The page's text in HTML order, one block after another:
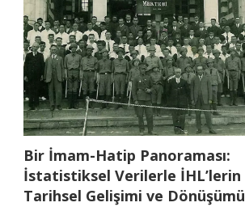
Bir İmam-Hatip Panoraması:
İstatistiksel Verilerle İHL’lerin
Tarihsel Gelişimi ve Dönüşümü